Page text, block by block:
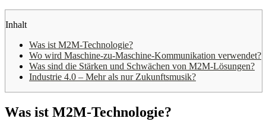
Inhalt
Was ist M2M-Technologie?
Wo wird Maschine-zu-Maschine-Kommunikation verwendet?
Was sind die Stärken und Schwächen von M2M-Lösungen?
Industrie 4.0 – Mehr als nur Zukunftsmusik?
Was ist M2M-Technologie?